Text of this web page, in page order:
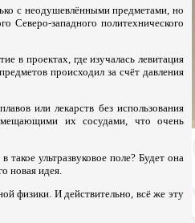
с неодушевлёнными предметами, но
Северо-западного политехнического
в проектах, где изучалась левитация
происходил за счёт давления
или лекарств без использования
их сосудами, что очень
ультразвуковое поле? Будет она
новая идея.
физики. И действительно, всё же эту